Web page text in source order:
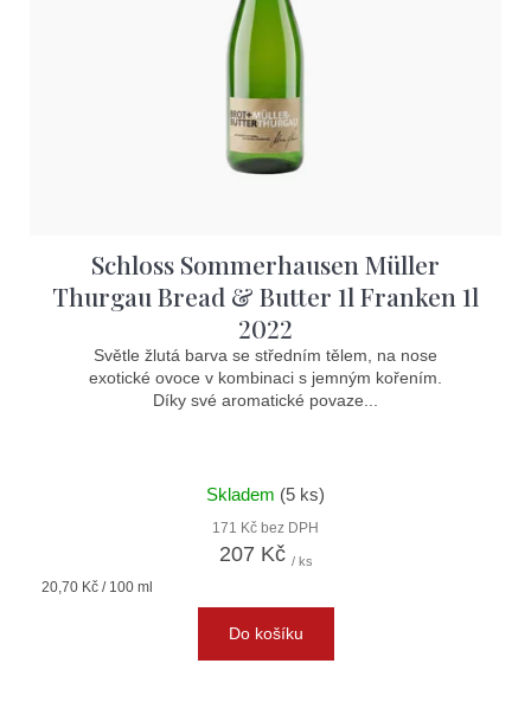
Schloss Sommerhausen Müller
Thurgau Bread & Butter 1l Franken 1l
2022
Světle žlutá barva se středním tělem, na nose
exotické ovoce v kombinaci s jemným kořením.
Díky své aromatické povaze...
Skladem (5 ks)
171 Kč bez DPH
207 Kč / ks
Měrná
20,70 Kč / 100 ml
Do košíku